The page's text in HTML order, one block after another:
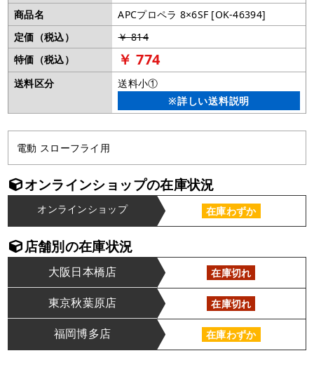
商品名
APCプロペラ 8×6SF [OK-46394]
定価（税込）
￥ 814
特価（税込）
￥ 774
送料区分
送料小①
※詳しい送料説明
電動 スローフライ用
オンラインショップの在庫状況
オンラインショップ 在庫わずか
店舗別の在庫状況
大阪日本橋店 在庫切れ
東京秋葉原店 在庫切れ
福岡博多店 在庫わずか